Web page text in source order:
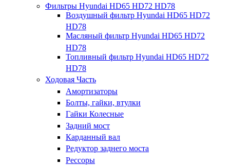
Фильтры Hyundai HD65 HD72 HD78
Воздушный фильтр Hyundai HD65 HD72
HD78
Масляный фильтр Hyundai HD65 HD72
HD78
Топливный фильтр Hyundai HD65 HD72
HD78
Ходовая Часть
Амортизаторы
Болты, гайки, втулки
Гайки Колесные
Задний мост
Карданный вал
Редуктор заднего моста
Рессоры